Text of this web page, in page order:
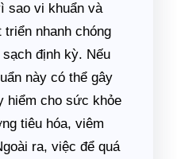
sao vi khuẩn và
triển nhanh chóng
định kỳ. Nếu
này có thể gây
hiểm cho sức khỏe
tiêu hóa, viêm
ra, việc để quá